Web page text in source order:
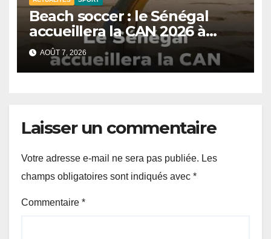
Beach soccer : le Sénégal
accueillera la CAN 2026 à
Dakar.
AOÛT 7, 2026
Laisser un commentaire
Votre adresse e-mail ne sera pas publiée. Les
champs obligatoires sont indiqués avec *
Commentaire *